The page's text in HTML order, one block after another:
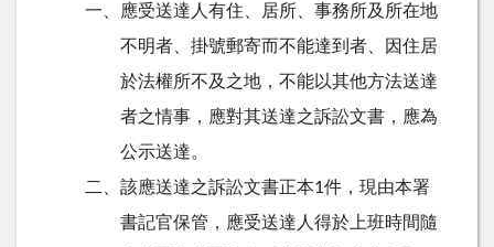
一、應受送達人有住、居所、事務所及所在地
不明者、掛號郵寄而不能達到者、因住居
於法權所不及之地，不能以其他方法送達
者之情事，應對其送達之訴訟文書，應為
公示送達。
二、該應送達之訴訟文書正本1件，現由本署
書記官保管，應受送達人得於上班時間隨